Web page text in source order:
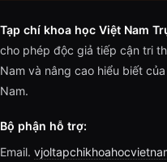
Tạp chí khoa học Việt Nam
cho phép độc giả tiếp cận tri
Nam và nâng cao hiểu biết
Nam.
Bộ phận hỗ trợ:
Email.